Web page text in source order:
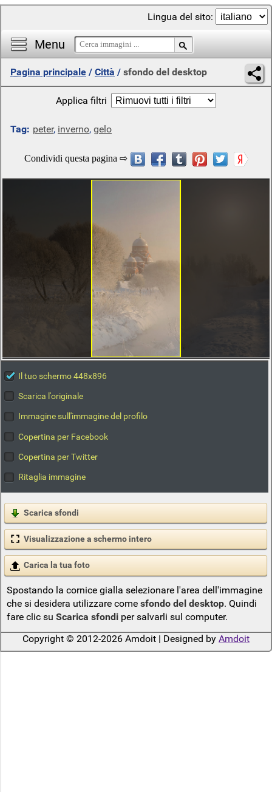
Menu
Lingua del sito:
Pagina principale / Città / sfondo del desktop
Applica filtri
Tag: peter, inverno, gelo
Il tuo schermo 448x896
Scarica l'originale
Immagine sull'immagine del profilo
Copertina per Facebook
Copertina per Twitter
Ritaglia immagine
Scarica sfondi
Visualizzazione a schermo intero
Carica la tua foto
Spostando la cornice gialla selezionare l'area dell'immagine
che si desidera utilizzare come sfondo del desktop. Quindi
fare clic su Scarica sfondiper salvarli sul computer.
Copyright © 2012-2026 Amdoit | Designed by Amdoit